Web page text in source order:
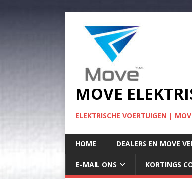
MOVE
ELEKTRISCHE VOERTUIGEN |
HOME DEALERS EN MOVE
E-MAIL ONS KORTINGS